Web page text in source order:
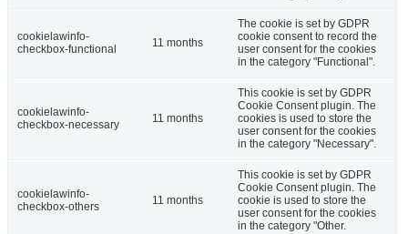
cookielawinfo-
checkbox-functional
11 months
The cookie is set by GDPR
cookie consent to record the
user consent for the cookies
in the category "Functional".
cookielawinfo-
checkbox-necessary
11 months
This cookie is set by GDPR
Cookie Consent plugin. The
cookies is used to store the
user consent for the cookies
in the category "Necessary".
cookielawinfo-
checkbox-others
11 months
This cookie is set by GDPR
Cookie Consent plugin. The
cookie is used to store the
user consent for the cookies
in the category "Other.